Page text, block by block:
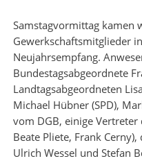
Samstagvormittag kamen
Gewerkschaftsmitglieder
Neujahrsempfang.
Bundestagsabgeordnete
Landtagsabgeordneten
Michael Hübner (SPD),
vom DGB, einige
Beate Pliete, Frank
Ulrich Wessel und Stefan